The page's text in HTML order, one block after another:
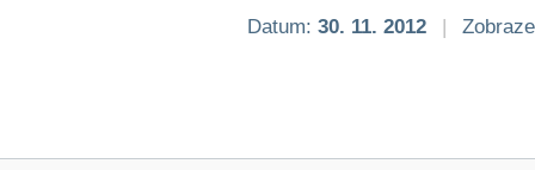
Datum: 30. 11. 2012 |